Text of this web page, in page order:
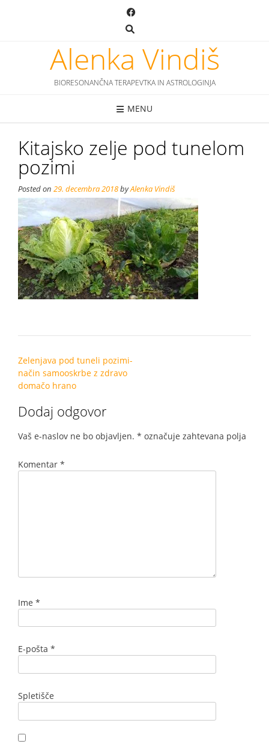
Alenka Vindiš
BIORESONANČNA TERAPEVTKA IN ASTROLOGINJA
MENU
Kitajsko zelje pod tunelom
pozimi
Posted on 29. decembra 2018byAlenka Vindiš
Post
navigation
Zelenjava pod tuneli pozimi-
način samooskrbe z zdravo
domačo hrano
Dodaj odgovor
Vaš e-naslov ne bo objavljen. * označuje zahtevana polja
Komentar *
Ime *
E-pošta *
Spletišče